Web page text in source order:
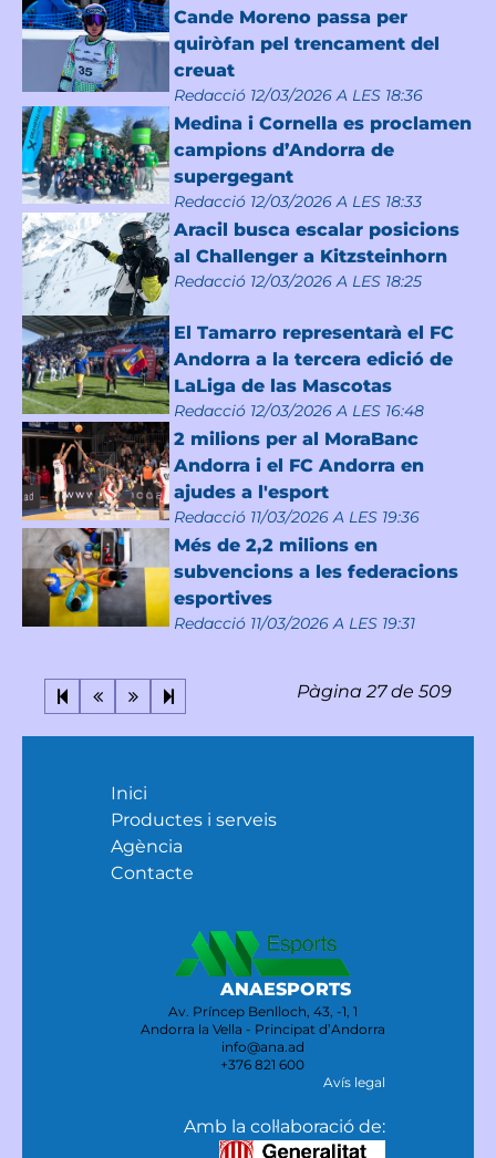
Cande Moreno passa per
quiròfan pel trencament del
creuat
Redacció 12/03/2026 A LES 18:36
Medina i Cornella es proclamen
campions d’Andorra de
supergegant
Redacció 12/03/2026 A LES 18:33
Aracil busca escalar posicions
al Challenger a Kitzsteinhorn
Redacció 12/03/2026 A LES 18:25
El Tamarro representarà el FC
Andorra a la tercera edició de
LaLiga de las Mascotas
Redacció 12/03/2026 A LES 16:48
2 milions per al MoraBanc
Andorra i el FC Andorra en
ajudes a l'esport
Redacció 11/03/2026 A LES 19:36
Més de 2,2 milions en
subvencions a les federacions
esportives
Redacció 11/03/2026 A LES 19:31
Pàgina 27 de 509
Inici
Productes i serveis
Agència
Contacte
ANAESPORTS
Av. Príncep Benlloch, 43, -1, 1
Andorra la Vella - Principat d’Andorra
info@ana.ad
+376 821 600
Avís legal
Amb la col·laboració de: